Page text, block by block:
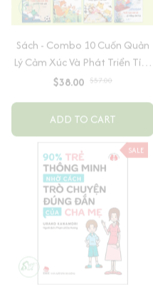
Lý Cảm Xúc Và Phát Triển Tính
Cách Cho Bé Từ 2 - 6 Tuổi
$57.00
SALE